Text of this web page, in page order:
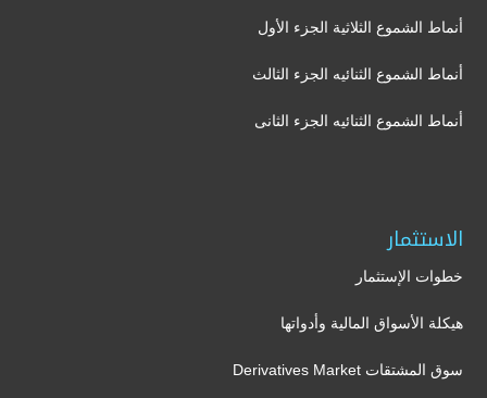
أنماط الشموع الثلاثية الجزء الأول
أنماط الشموع الثنائيه الجزء الثالث
أنماط الشموع الثنائيه الجزء الثانى
الاستثمار
خطوات الإستثمار
هيكلة الأسواق المالية وأدواتها
سوق المشتقات Derivatives Market